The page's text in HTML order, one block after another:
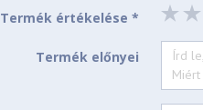
Termék értékelése *
Termék előnyei